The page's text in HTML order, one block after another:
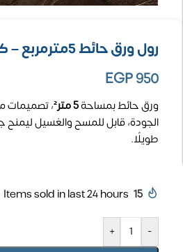
رول ورق حائط 5مترمربع – كود 99929507
EGP950
ورق حائط بمساحة5 متر²
، تصميمات
الجودة، قابل للمسح والغسيل ليمنح
طويلًا.
15
Items sold in last 24 hours
-
+